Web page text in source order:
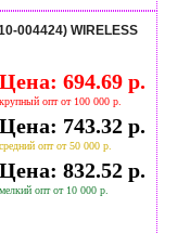
WIRELESS
Цена: 694.69 р.
крупный опт от 100 000 р.
Цена: 743.32 р.
средний опт от 50 000 р.
Цена: 832.52 р.
мелкий опт от 10 000 р.